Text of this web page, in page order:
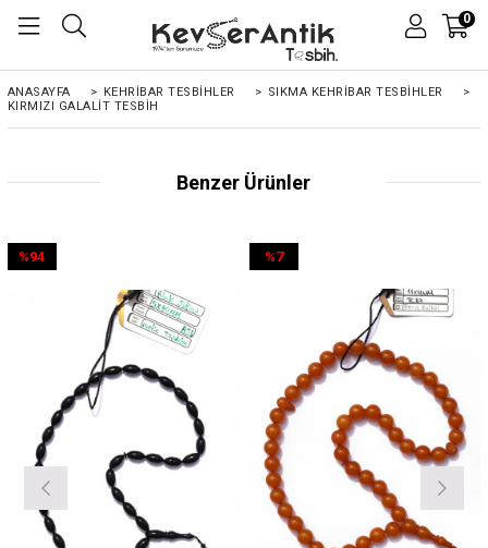
0
ANASAYFA > KEHRIBAR TESBIHLER > SIKMA KEHRİBAR TESBİHLER
>
KIRMIZI GALALIT TESBIH
Benzer Ürünler
%94
%7